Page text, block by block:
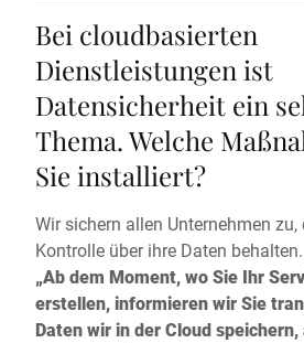
Bei cloudbasierten
Dienstleistungen ist
Datensicherheit ein
Thema. Welche
Sie installiert?
Wir sichern allen Unternehmen zu,
Kontrolle über ihre Daten behalten.
„Ab dem Moment, wo Sie Ihr
erstellen, informieren wir Sie
Daten wir in der Cloud